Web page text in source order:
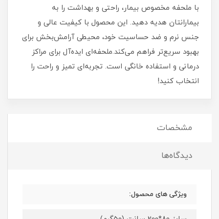
با ملحفه مخصوص بیمار، راحتی و بهداشت را به
بیمارانتان هدیه دهید. این محصول با کیفیت عالی و
جنس نرم و ضد حساسیت خود، محیطی آرامش‌بخش برای
بهبود سریع‌تر فراهم می‌کند.ملحفه‌ای ایده‌آل برای مراکز
درمانی و استفاده خانگی است. تجربه‌ای تمیز و راحت را
انتخاب کنید!
مشخصات
دیدگاه‌ها
ویژگی های محصول: